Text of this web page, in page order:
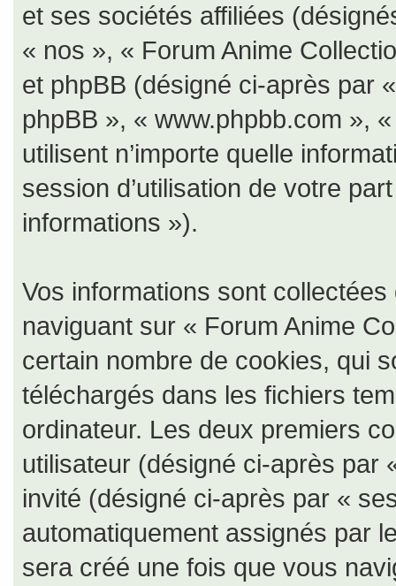
et ses sociétés affiliées
« nos », « Forum Anime
et phpBB (désigné ci-après par
phpBB », « www.phpbb.com »,
utilisent n’importe quelle
session d’utilisation de votre
informations »).
Vos informations sont
naviguant sur « Forum Anime
certain nombre de cookies, qui
téléchargés dans les fichiers
ordinateur. Les deux premiers
utilisateur (désigné ci-après par
invité (désigné ci-après par «
automatiquement assignés par
sera créé une fois que vous